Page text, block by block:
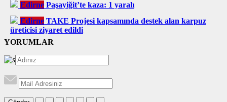
Edirne Paşayiğit’te kaza: 1 yaralı
Edirne TAKE Projesi kapsamında destek alan karpuz
üreticisi ziyaret edildi
YORUMLAR